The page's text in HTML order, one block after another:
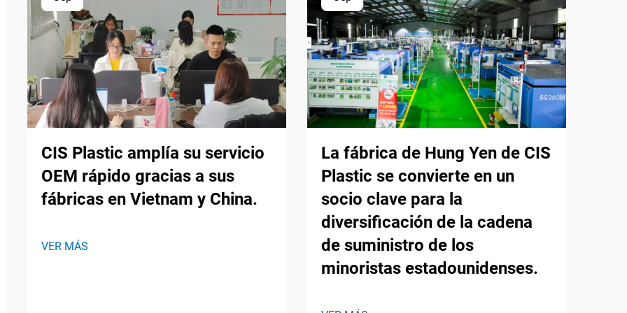
CIS Plastic amplía su servicio
OEM rápido gracias a sus
fábricas en Vietnam y China.
VER MÁS
La fábrica de Hung Yen de CIS
Plastic se convierte en un
socio clave para la
diversificación de la cadena
de suministro de los
minoristas estadounidenses.